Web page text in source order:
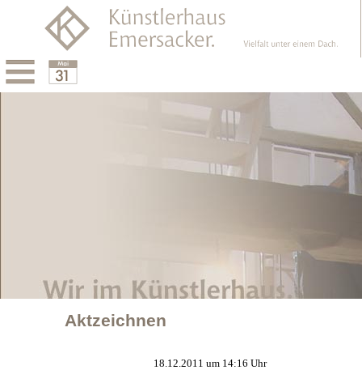
Aktzeichnen
18.12.2011 um 14:16 Uhr